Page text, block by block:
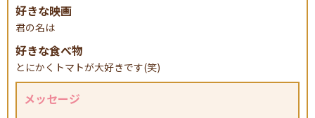
8:30〜13:00
●土曜日・・15時まで
〒673-0413兵庫県三木市大塚2丁目1-11
好きな映画
君の名は
好きな食べ物
とにかくトマトが大好きです(笑)
メッセージ